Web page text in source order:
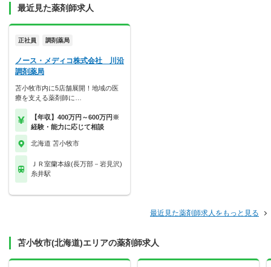
最近見た薬剤師求人
正社員 調剤薬局
ノース・メディコ株式会社 川沿
調剤薬局
苫小牧市内に5店舗展開！地域の医
療を支える薬剤師に…
【年収】400万円～600万円※
経験・能力に応じて相談
北海道 苫小牧市
ＪＲ室蘭本線(長万部－岩見沢)
糸井駅
最近見た薬剤師求人をもっと見る
苫小牧市(北海道)エリアの薬剤師求人